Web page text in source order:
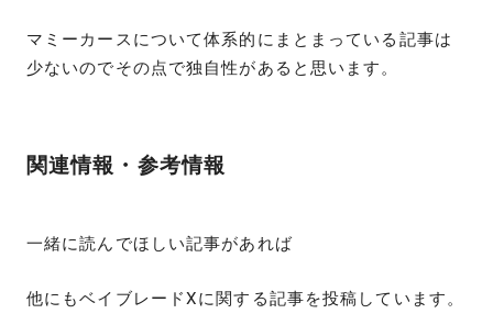
マミーカースについて体系的にまとまっている記事は
少ないのでその点で独自性があると思います。
関連情報・参考情報
一緒に読んでほしい記事があれば
他にもベイブレードXに関する記事を投稿しています。